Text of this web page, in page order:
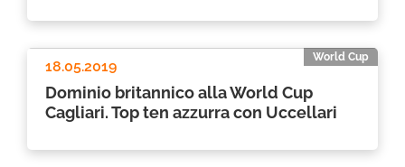
World Cup
18.05.2019
Dominio britannico alla World Cup
Cagliari. Top ten azzurra con Uccellari